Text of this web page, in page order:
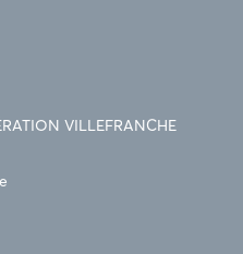
VILLEFRANCHE